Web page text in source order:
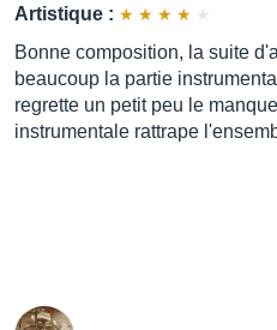
Artistique :
Bonne composition, la suite
beaucoup la partie
regrette un petit peu le
instrumentale rattrape